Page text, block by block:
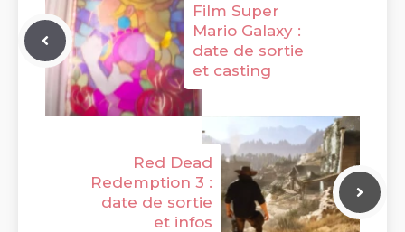
Film Super
Mario Galaxy :
date de sortie
et casting
Red Dead
Redemption 3 :
date de sortie
et infos